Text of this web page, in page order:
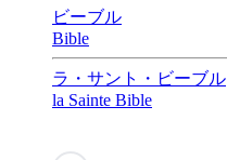
ビーブル
Bible
ラ・サント・ビーブル
la Sainte Bible